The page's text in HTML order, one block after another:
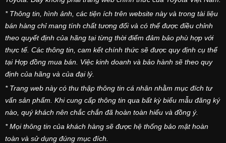
* Thông tin, hình ảnh, các tiện ích trên website này và trong tài liệu
bán hàng chỉ mang tính chất tương đối và có thể được điều chỉnh
theo quyết định của hãng tại từng thời điểm đảm bảo phù hợp với
thực tế. Các thông tin, cam kết chính thức sẽ được quy định cụ thể
tại Hợp đồng mua bán. Việc kinh doanh và bảo hành sẽ theo quy
định của hãng và của đại lý.
* Trang web này có thu thập thông tin cá nhân nhằm mục đích tư
vấn sản phẩm. Khi cung cấp thông tin qua bất kỳ biểu mẫu đăng ký
nào, quý khách nên chắc chắn đã hoàn toàn hiểu và đồng ý.
* Mọi thông tin của khách hàng sẽ được hệ thống bảo mật hoàn
toàn và sử dụng đúng mục đích.